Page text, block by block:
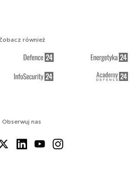
Obserwuj nas
również